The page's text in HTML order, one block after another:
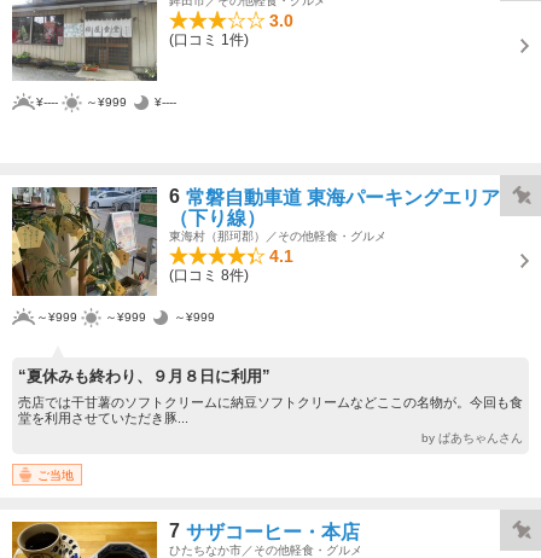
3.0
(口コミ 1件)
¥---- ～¥999 ¥----
6 常磐自動車道 東海パーキングエリア
（下り線）
東海村（那珂郡）／その他軽食・グルメ
4.1
(口コミ 8件)
～¥999 ～¥999 ～¥999
“夏休みも終わり、９月８日に利用”
売店では干甘薯のソフトクリームに納豆ソフトクリームなどここの名物が。今回も食
堂を利用させていただき豚...
by ぱあちゃんさん
ご当地
7 サザコーヒー・本店
ひたちなか市／その他軽食・グルメ